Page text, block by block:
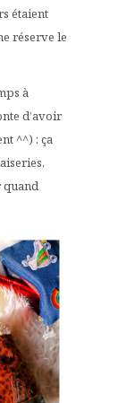
étaient
réserve le
à
d’avoir
^^) : ça
quand